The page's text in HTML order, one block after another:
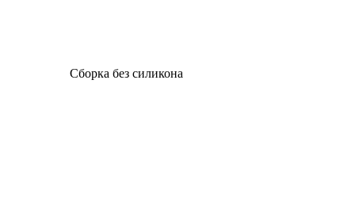
Сборка без силикона